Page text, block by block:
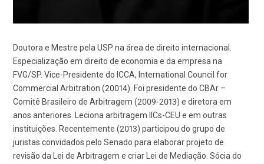
Doutora e Mestre pela USP na área de direito internacional.
Especialização em direito de economia e da empresa na
FVG/SP. Vice-Presidente do ICCA, International Council for
Commercial Arbitration (20014). Foi presidente do CBAr –
Comitê Brasileiro de Arbitragem (2009-2013) e diretora em
anos anteriores. Leciona arbitragem IICs-CEU e em outras
instituições. Recentemente (2013) participou do grupo de
juristas convidados pelo Senado para elaborar projeto de
revisão da Lei de Arbitragem e criar Lei de Mediação. Sócia do